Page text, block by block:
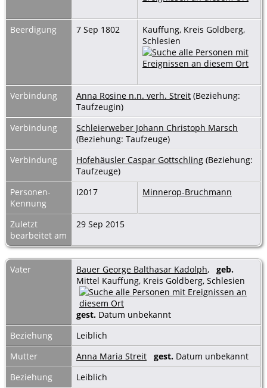
Beerdigung 7 Sep 1802
Kauffung, Kreis Goldberg,
Schlesien
Verbindung Anna Rosine n.n. verh. Streit (Beziehung:
Taufzeugin)
Verbindung
Schleierweber Johann Christoph Marsch
(Beziehung: Taufzeuge)
Verbindung
Hofehäusler Caspar Gottschling (Beziehung:
Taufzeuge)
Personen-
Kennung
I2017 Minnerop-Bruchmann
Zuletzt
bearbeitet am
29 Sep 2015
Vater Bauer George Balthasar Kadolph, geb.
Mittel Kauffung, Kreis Goldberg, Schlesien
gest. Datum unbekannt
Beziehung
Leiblich
Mutter
Anna Maria Streit gest. Datum unbekannt
Beziehung
Leiblich